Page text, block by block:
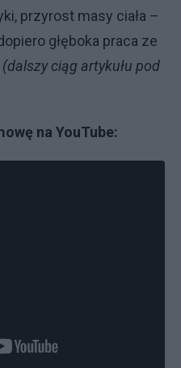
przyrost masy ciała –
głęboka praca ze
(dalszy ciąg artykułu pod
na YouTube: